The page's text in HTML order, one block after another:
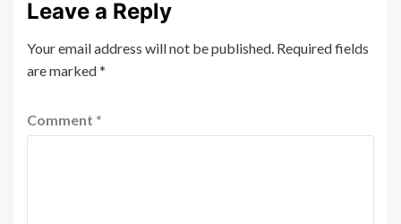
Leave a Reply
Your email address will not be published. Required fields
are marked*
Comment *